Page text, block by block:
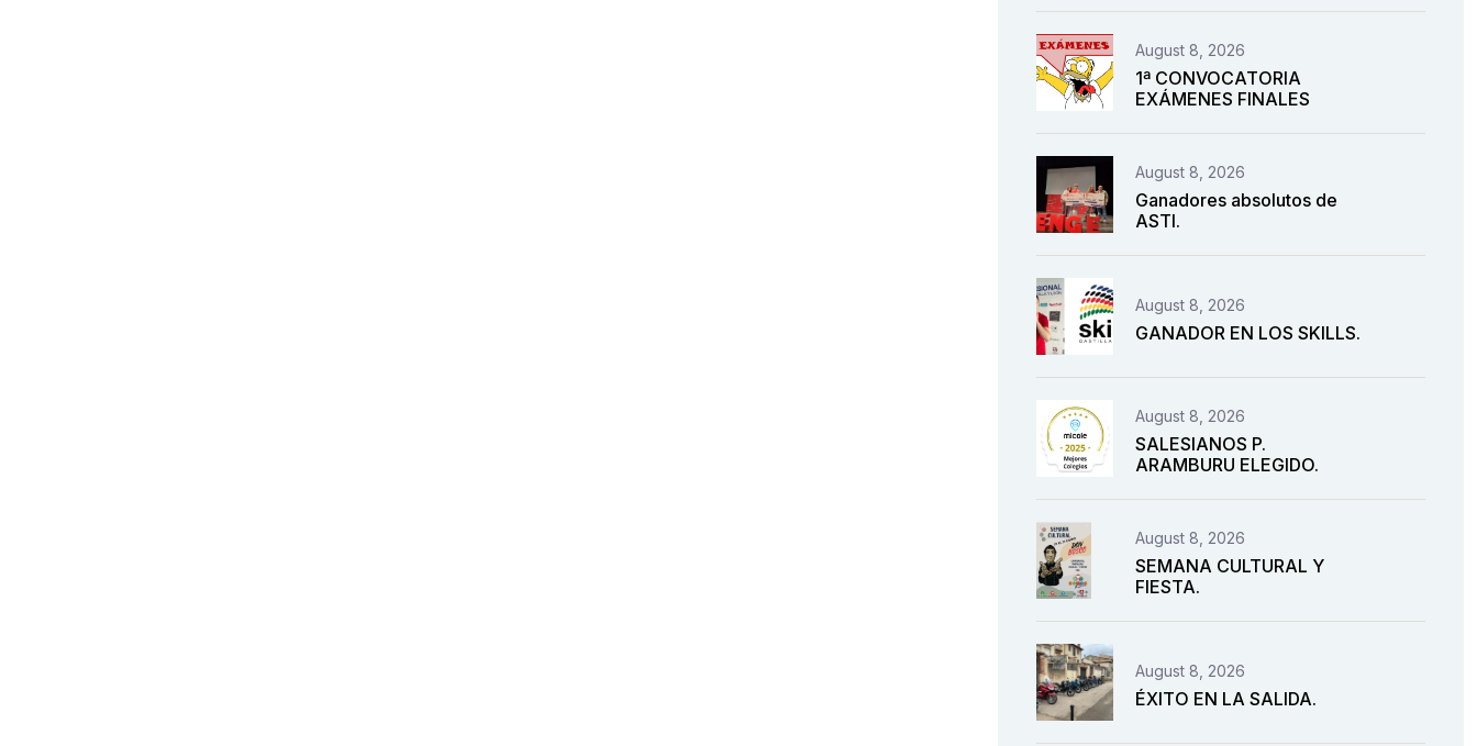
August 8, 2026
1ª CONVOCATORIA
EXÁMENES FINALES
August 8, 2026
Ganadores absolutos de
ASTI.
August 8, 2026
GANADOR EN LOS SKILLS.
August 8, 2026
SALESIANOS P.
ARAMBURU ELEGIDO.
August 8, 2026
SEMANA CULTURAL Y
FIESTA.
August 8, 2026
ÉXITO EN LA SALIDA.